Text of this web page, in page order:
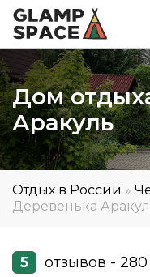
Дом
Аракуль
Отдых в России »
Деревенька
5 отзывов - 280